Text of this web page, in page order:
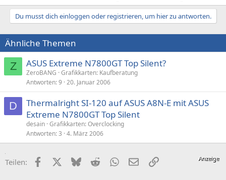
Du musst dich einloggen oder registrieren, um hier zu antworten.
Ähnliche Themen
Z ASUS Extreme N7800GT Top Silent?
ZeroBANG Grafikkarten: Kaufberatung
Antworten 9 20. Januar 2006
D
Thermalright SI-120 auf ASUS A8N-E mit ASUS
Extreme N7800GT Top Silent
desain Grafikkarten: Overclocking
Antworten 3 4. März 2006
Teilen: FacebookX (Twitter)
BlueskyRedditWhatsApp
E-MailLink